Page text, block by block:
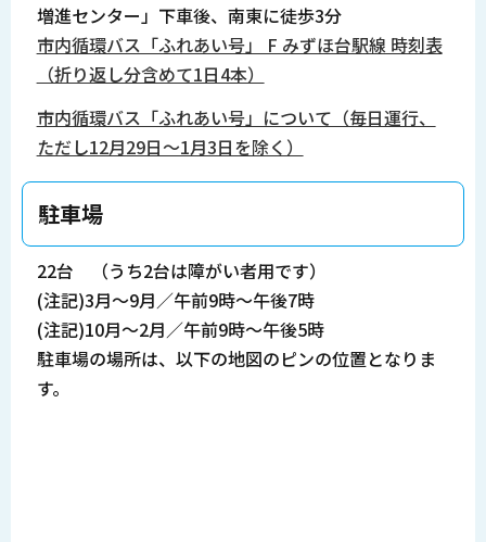
増進センター」下車後、南東に徒歩3分
市内循環バス「ふれあい号」 F みずほ台駅線 時刻表
（折り返し分含めて1日4本）
市内循環バス「ふれあい号」について（毎日運行、
ただし12月29日～1月3日を除く）
駐車場
22台 （うち2台は障がい者用です）
(注記)3月～9月／午前9時～午後7時
(注記)10月～2月／午前9時～午後5時
駐車場の場所は、以下の地図のピンの位置となりま
す。